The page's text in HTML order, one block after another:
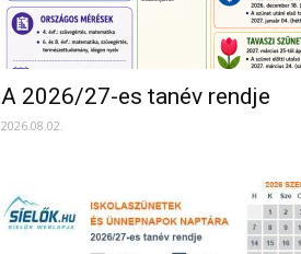
A 2026/27-es tanév rendje
2026.08.02.